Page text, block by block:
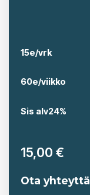
15e/vrk
60e/viikko
Sis alv24%
15,00 €
Ota yhteyttä